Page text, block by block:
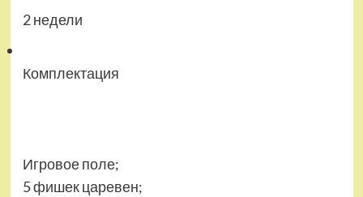
2 недели
Комплектация
Игровое поле;
5 фишек царевен;